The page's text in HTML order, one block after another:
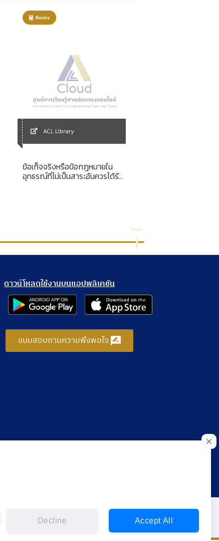
ACL Library
ข้อเท็จจริงหรือข้อกฎหมายใน
อุทธรณ์ที่ไม่เป็นสาระอันควรได้รับ
ดาวน์โหลดใช้งานบนแอปพลิเคชัน
แบบสอบถามความพึงพอใจ
Decline Accept All